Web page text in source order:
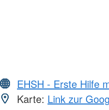
EHSH - Erste Hilfe
Karte: Link zur